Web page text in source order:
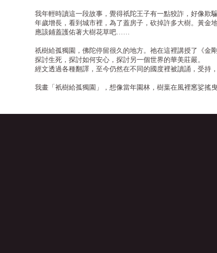
我年輕時讀這一段故事，覺得祇陀王子有一點狡詐，好像欺
年歲增長，看到城市裡，為了蓋房子，砍掉許多大樹。黃金
應該鋪蓋護佑著大樹花草吧……
祇樹給孤獨園，佛陀停留很久的地方。祂在這裡講授了《金
探討生死，探討如何安心，探討另一個世界的華美莊嚴。
經文透過各種翻譯，至今仍然在不同的國度裡被讀誦，受持
我畫「衹樹給孤獨園」，想像當年園林，樹葉在風裡窸娑